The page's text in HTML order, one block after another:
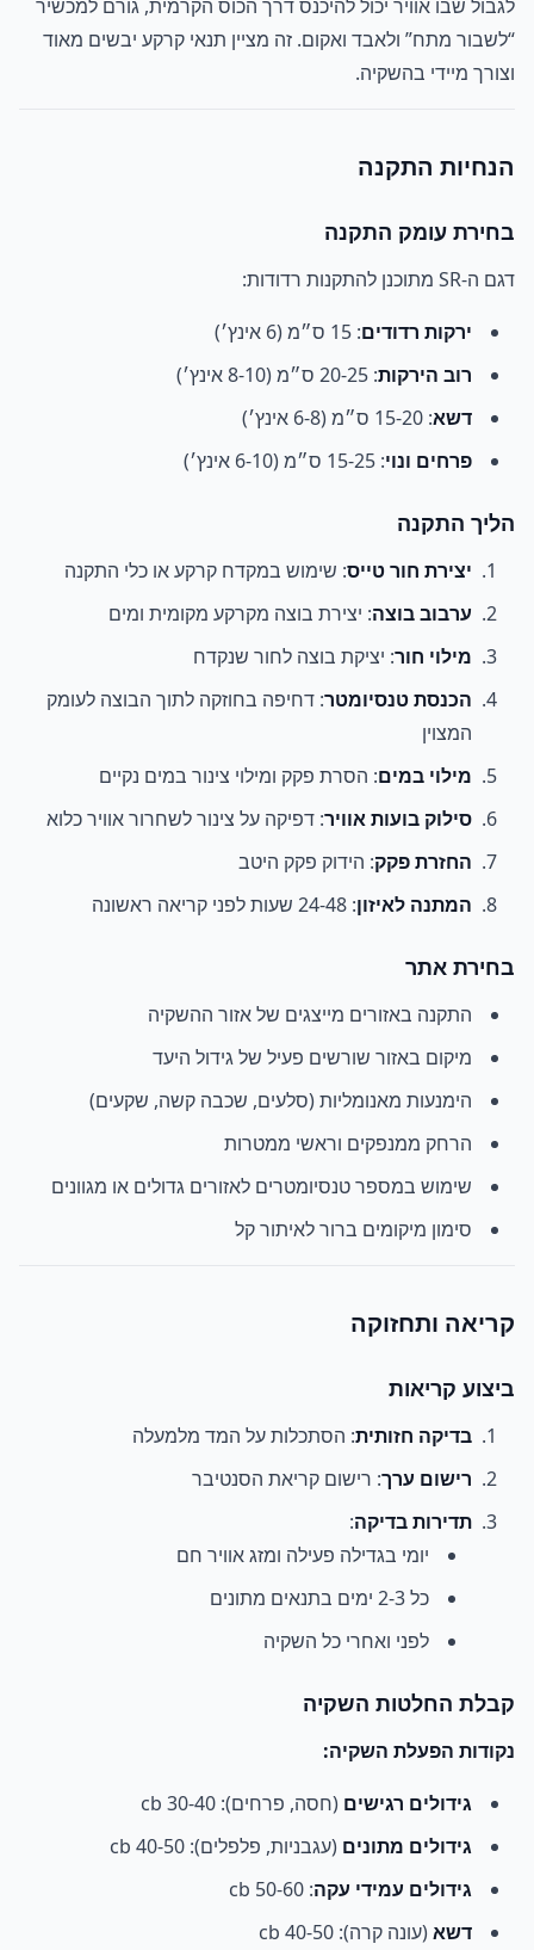
לגבול שבו אוויר יכול להיכנס דרך הכוס הקרמית, גורם למכשיר
“לשבור מתח” ולאבד ואקום. זה מציין תנאי קרקע יבשים מאוד
וצורך מיידי בהשקיה.
הנחיות התקנה
בחירת עומק התקנה
דגם ה-SR מתוכנן להתקנות רדודות:
ירקות רדודים: 15 ס״מ (6 אינץ׳)
רוב הירקות: 20-25 ס״מ (8-10 אינץ׳)
דשא: 15-20 ס״מ (6-8 אינץ׳)
פרחים ונוי: 15-25 ס״מ (6-10 אינץ׳)
הליך התקנה
יצירת חור טייס: שימוש במקדח קרקע או כלי התקנה
ערבוב בוצה: יצירת בוצה מקרקע מקומית ומים
מילוי חור: יציקת בוצה לחור שנקדח
הכנסת טנסיומטר: דחיפה בחוזקה לתוך הבוצה לעומק
המצוין
מילוי במים: הסרת פקק ומילוי צינור במים נקיים
סילוק בועות אוויר: דפיקה על צינור לשחרור אוויר כלוא
החזרת פקק: הידוק פקק היטב
המתנה לאיזון: 24-48 שעות לפני קריאה ראשונה
בחירת אתר
התקנה באזורים מייצגים של אזור ההשקיה
מיקום באזור שורשים פעיל של גידול היעד
הימנעות מאנומליות (סלעים, שכבה קשה, שקעים)
הרחק ממנפקים וראשי ממטרות
שימוש במספר טנסיומטרים לאזורים גדולים או מגוונים
סימון מיקומים ברור לאיתור קל
קריאה ותחזוקה
ביצוע קריאות
בדיקה חזותית: הסתכלות על המד מלמעלה
רישום ערך: רישום קריאת הסנטיבר
תדירות בדיקה:
יומי בגדילה פעילה ומזג אוויר חם
כל 2-3 ימים בתנאים מתונים
לפני ואחרי כל השקיה
קבלת החלטות השקיה
נקודות הפעלת השקיה:
גידולים רגישים (חסה, פרחים): 30-40 cb
גידולים מתונים (עגבניות, פלפלים): 40-50 cb
גידולים עמידי עקה: 50-60 cb
דשא(עונה קרה): 40-50 cb